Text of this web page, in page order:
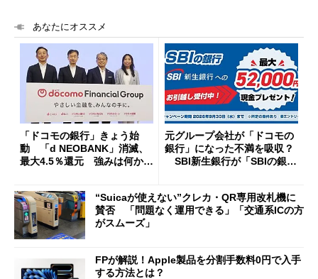
あなたにオススメ
「ドコモの銀行」きょう始
動 「d NEOBANK」消滅、
最大4.5％還元 強みは何か解
元グループ会社が「ドコモの
銀行」になった不満を吸収？
SBI新生銀行が「SBIの銀
開催
“Suicaが使えない”クレカ・QR専用改札機に
賛否 「問題なく運用できる」「交通系ICの方
がスムーズ」
FPが解説！Apple製品を分割手数料0円で入手
する方法とは？